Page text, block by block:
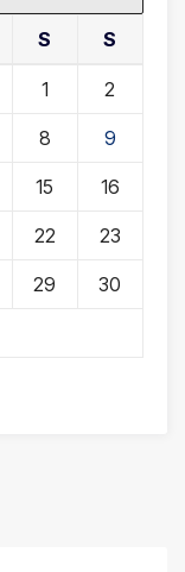
S S
1 2
8 9
15 16
22 23
29 30